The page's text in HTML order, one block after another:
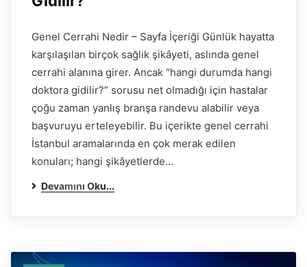
Genel Cerrahi Nedir – Sayfa İçeriği Günlük hayatta
karşılaşılan birçok sağlık şikâyeti, aslında genel
cerrahi alanına girer. Ancak “hangi durumda hangi
doktora gidilir?” sorusu net olmadığı için hastalar
çoğu zaman yanlış branşa randevu alabilir veya
başvuruyu erteleyebilir. Bu içerikte genel cerrahi
İstanbul aramalarında en çok merak edilen
konuları; hangi şikâyetlerde…
Devamını Oku...